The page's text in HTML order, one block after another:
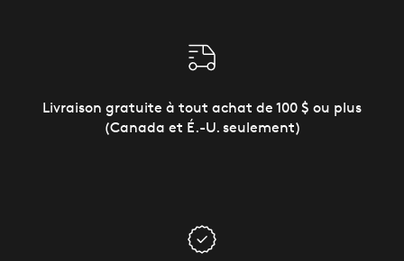
Livraison gratuite à tout achat de 100 $ ou plus
(Canada et É.-U. seulement)